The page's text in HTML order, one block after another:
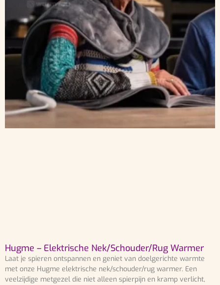
Hugme – Elektrische Nek/Schouder/Rug Warmer
Laat je spieren ontspannen en geniet van doelgerichte warmte
met onze Hugme elektrische nek/schouder/rug warmer. Een
veelzijdige metgezel die niet alleen spierpijn en kramp verlicht,